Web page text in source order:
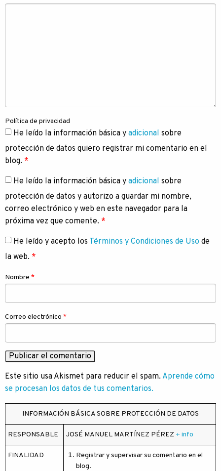
Política de privacidad
He leído la información básica y adicional sobre
protección de datos quiero registrar mi comentario en el
blog. *
He leído la información básica y adicional sobre
protección de datos y autorizo a guardar mi nombre,
correo electrónico y web en este navegador para la
próxima vez que comente. *
He leído y acepto los Términos y Condiciones de Uso de
la web. *
Nombre *
Correo electrónico *
Este sitio usa Akismet para reducir el spam. Aprende cómo
se procesan los datos de tus comentarios.
INFORMACIÓN BÁSICA SOBRE PROTECCIÓN DE DATOS
RESPONSABLE JOSÉ MANUEL MARTÍNEZ PÉREZ + info
FINALIDAD
Registrar y supervisar su comentario en el
blog.